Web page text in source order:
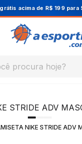
Cupom PRIMEIRA10 para
procura hoje?
NIKE STRIDE ADV